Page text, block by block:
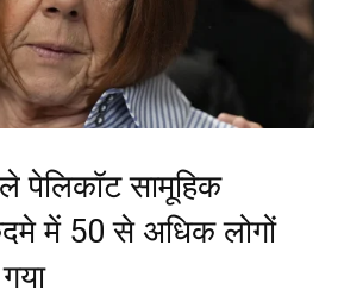
पेलिकॉट सामूहिक
में 50 से अधिक लोगों